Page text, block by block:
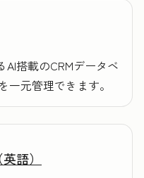
搭載のCRMデータベ
一元管理できます。
語）